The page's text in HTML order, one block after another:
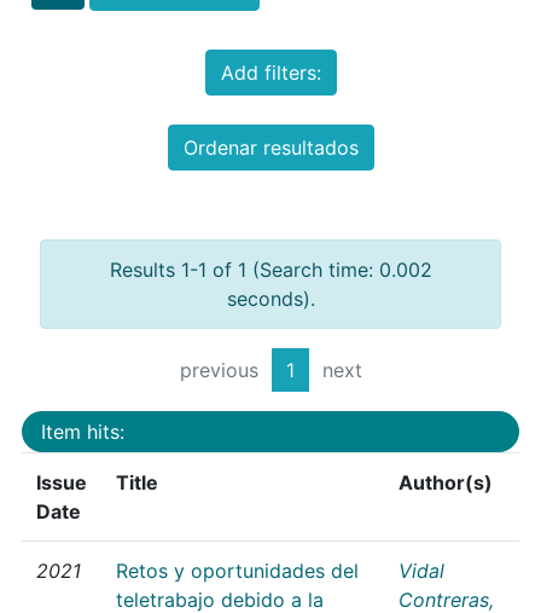
Add filters:
Ordenar resultados
Results 1-1 of 1 (Search time: 0.002
seconds).
previous 1 next
Item hits:
Issue
Date
Title Author(s)
2021
Retos y oportunidades del
teletrabajo debido a la
Vidal
Contreras,